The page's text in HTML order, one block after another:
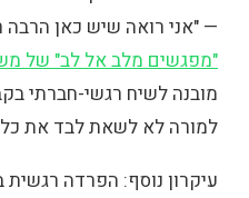
— "אני רואה שיש כאן הרבה
"מפגשים מלב אל לב" של
מובנה לשיח רגשי-חברתי
למורה לא לשאת לבד את
עיקרון נוסף: הפרדה